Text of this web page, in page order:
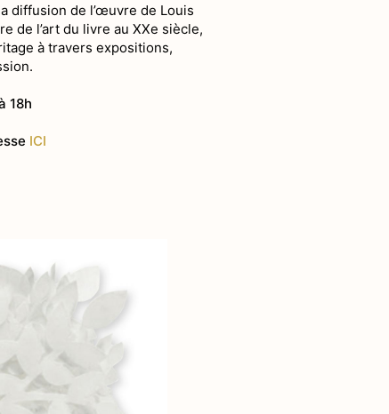
diffusion de l’œuvre de Louis
de l’art du livre au XXe siècle,
à travers expositions,
18h
ICI